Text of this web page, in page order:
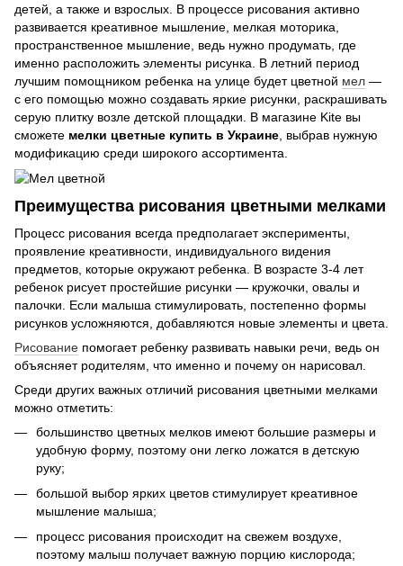
детей, а также и взрослых. В процессе рисования активно
развивается креативное мышление, мелкая моторика,
пространственное мышление, ведь нужно продумать, где
именно расположить элементы рисунка. В летний период
лучшим помощником ребенка на улице будет цветной мел —
с его помощью можно создавать яркие рисунки, раскрашивать
серую плитку возле детской площадки. В магазине Kite вы
сможете мелки цветные купить в Украине , выбрав нужную
модификацию среди широкого ассортимента.
Преимущества рисования цветными мелками
Процесс рисования всегда предполагает эксперименты,
проявление креативности, индивидуального видения
предметов, которые окружают ребенка. В возрасте 3-4 лет
ребенок рисует простейшие рисунки — кружочки, овалы и
палочки. Если малыша стимулировать, постепенно формы
рисунков усложняются, добавляются новые элементы и цвета.
Рисование помогает ребенку развивать навыки речи, ведь он
объясняет родителям, что именно и почему он нарисовал.
Среди других важных отличий рисования цветными мелками
можно отметить:
большинство цветных мелков имеют большие размеры и
удобную форму, поэтому они легко ложатся в детскую
руку;
большой выбор ярких цветов стимулирует креативное
мышление малыша;
процесс рисования происходит на свежем воздухе,
поэтому малыш получает важную порцию кислорода;